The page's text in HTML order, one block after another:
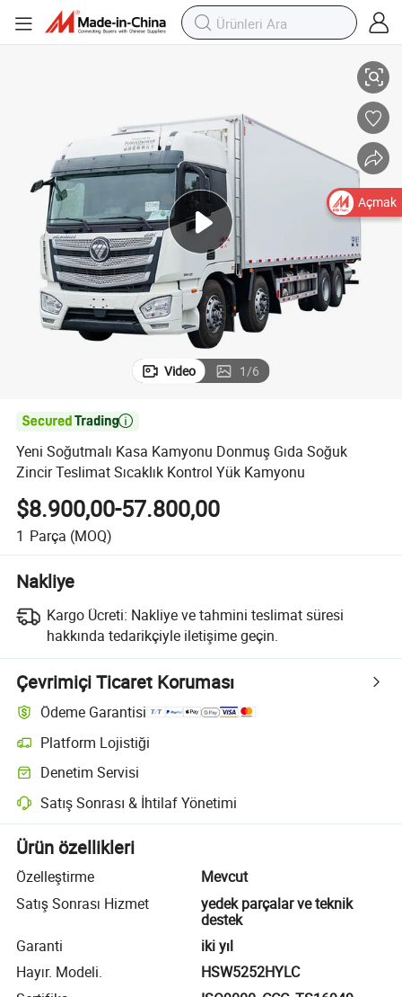
Video 1/6

Yeni Soğutmalı Kasa Kamyonu Donmuş Gıda Soğuk
Zincir Teslimat Sıcaklık Kontrol Yük Kamyonu
$8.900,00-57.800,00
1 Parça (MOQ)
Nakliye
Kargo Ücreti: Nakliye ve tahmini teslimat süresi
hakkında tedarikçiyle iletişime geçin.
Çevrimiçi Ticaret Koruması
Ödeme Garantisi
Platform Lojistiği
Platform destekli lojistik ile daha net gönderi takibi
Denetim Servisi
Seçime bağlı ön sevkiyat denetimi kalite ve miktar kontrolleri için
Satış Sonrası & İhtilaf Yönetimi
Platform destekli uyuşmazlık çözümü, uygun olduğunda iade veya
Ürün özellikleri
Özelleştirme
Mevcut
Satış Sonrası Hizmet
yedek parçalar ve teknik
destek
Garanti
iki yıl
Hayır. Modeli.
HSW5252HYLC
Açmak